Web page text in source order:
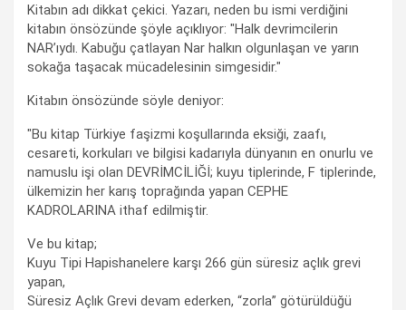
Kitabın adı dikkat çekici. Yazarı, neden bu ismi verdiğini
kitabın önsözünde şöyle açıklıyor: "Halk devrimcilerin
NAR’ıydı. Kabuğu çatlayan Nar halkın olgunlaşan ve yarın
sokağa taşacak mücadelesinin simgesidir."
Kitabın önsözünde söyle deniyor:
"Bu kitap Türkiye faşizmi koşullarında eksiği, zaafı,
cesareti, korkuları ve bilgisi kadarıyla dünyanın en onurlu ve
namuslu işi olan DEVRİMCİLİĞİ; kuyu tiplerinde, F tiplerinde,
ülkemizin her karış toprağında yapan CEPHE
KADROLARINA ithaf edilmiştir.
Ve bu kitap;
Kuyu Tipi Hapishanelere karşı 266 gün süresiz açlık grevi
yapan,
Süresiz Açlık Grevi devam ederken, “zorla” götürüldüğü